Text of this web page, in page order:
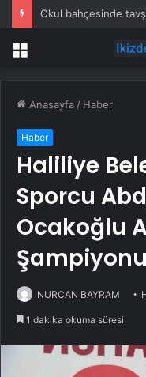
Menü
Anasayfa / Haber
Haber
Haliliye
Sporcu
Ocakoğlu
Şampiyonu
NURCAN BAYRAM
1 dakika okuma süresi